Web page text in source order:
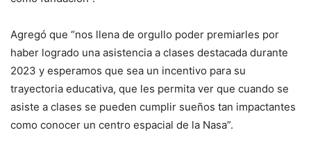
Agregó que “nos llena de orgullo poder premiarles por
haber logrado una asistencia a clases destacada durante
2023 y esperamos que sea un incentivo para su
trayectoria educativa, que les permita ver que cuando se
asiste a clases se pueden cumplir sueños tan impactantes
como conocer un centro espacial de la Nasa”.